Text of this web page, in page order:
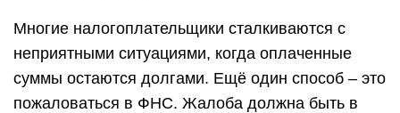
Многие налогоплательщики сталкиваются с
неприятными ситуациями, когда оплаченные
суммы остаются долгами. Ещё один способ – это
пожаловаться в ФНС. Жалоба должна быть в